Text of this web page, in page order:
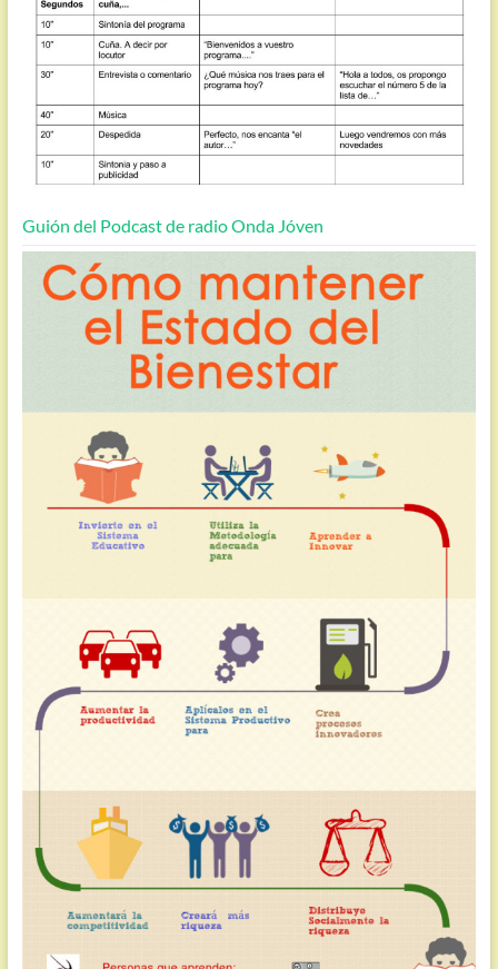
Guión del Podcast de radio Onda Jóven